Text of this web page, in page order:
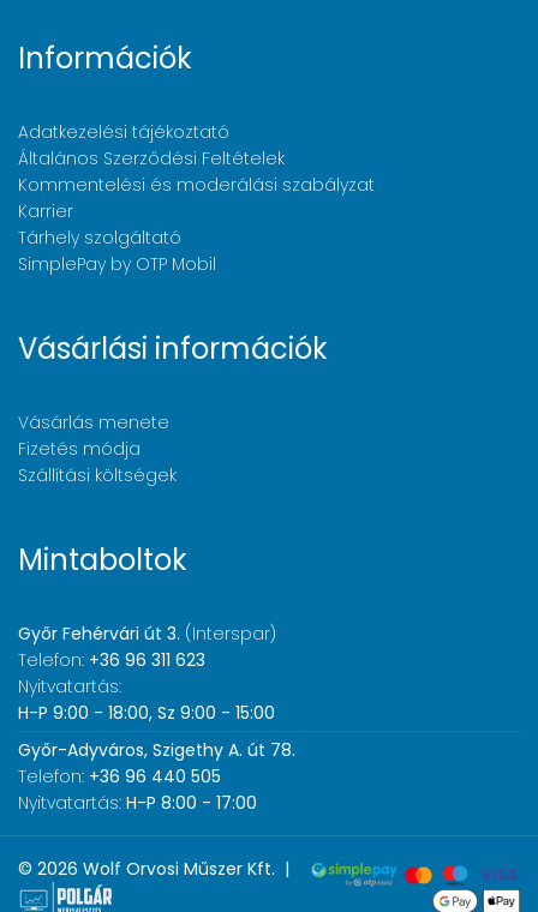
Információk
Adatkezelési tájékoztató
Általános Szerződési Feltételek
Kommentelési és moderálási szabályzat
Karrier
Tárhely szolgáltató
SimplePay by OTP Mobil
Vásárlási információk
Vásárlás menete
Fizetés módja
Szállítási költségek
Mintaboltok
Győr Fehérvári út 3. (Interspar)
Telefon: +36 96 311 623
Nyitvatartás:
H-P 9:00 - 18:00, Sz 9:00 - 15:00
Győr-Adyváros, Szigethy A. út 78.
Telefon: +36 96 440 505
Nyitvatartás: H-P 8:00 - 17:00
© 2026 Wolf Orvosi Műszer Kft. |